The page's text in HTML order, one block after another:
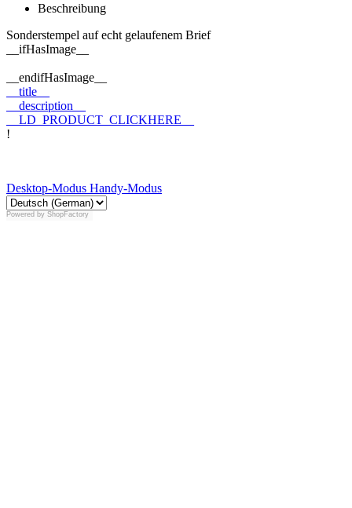
Beschreibung
Sonderstempel auf echt gelaufenem Brief
__ifHasImage__
__endifHasImage__
__title__
__description__
__LD_PRODUCT_CLICKHERE__
!
Desktop-Modus Handy-Modus
Powered by ShopFactory